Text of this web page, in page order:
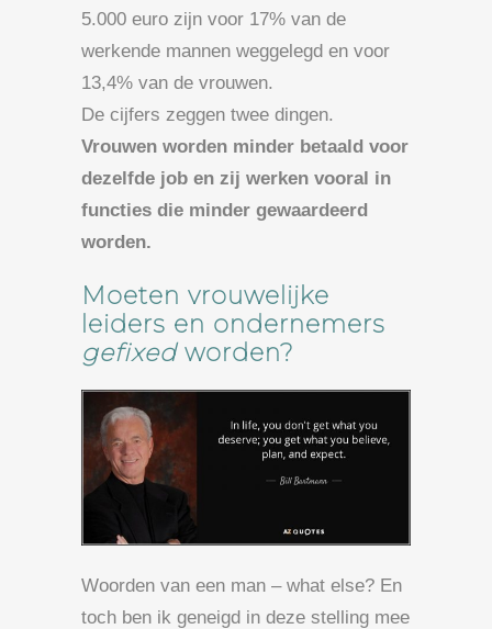
5.000 euro zijn voor 17% van de
werkende mannen weggelegd en voor
13,4% van de vrouwen.
De cijfers zeggen twee dingen.
Vrouwen worden minder betaald voor
dezelfde job en zij werken vooral in
functies die minder gewaardeerd
worden.
Moeten vrouwelijke
leiders en ondernemers
gefixedworden?
Woorden van een man – what else? En
toch ben ik geneigd in deze stelling mee